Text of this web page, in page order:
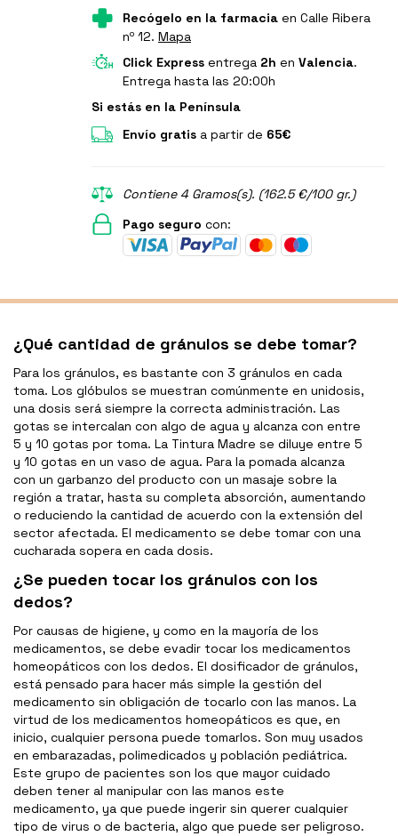
Recógelo en la farmacia en Calle Ribera
nº 12. Mapa
Click Express entrega 2h en Valencia.
Entrega hasta las 20:00h
Si estás en la Península
Envío gratis a partir de 65€
Contiene 4 Gramos(s). (162.5 €/100 gr.)
Pago seguro con:
¿Qué cantidad de gránulos se debe tomar?
Para los gránulos, es bastante con 3 gránulos en cada
toma. Los glóbulos se muestran comúnmente en unidosis,
una dosis será siempre la correcta administración. Las
gotas se intercalan con algo de agua y alcanza con entre
5 y 10 gotas por toma. La Tintura Madre se diluye entre 5
y 10 gotas en un vaso de agua. Para la pomada alcanza
con un garbanzo del producto con un masaje sobre la
región a tratar, hasta su completa absorción, aumentando
o reduciendo la cantidad de acuerdo con la extensión del
sector afectada. El medicamento se debe tomar con una
cucharada sopera en cada dosis.
¿Se pueden tocar los gránulos con los
dedos?
Por causas de higiene, y como en la mayoría de los
medicamentos, se debe evadir tocar los medicamentos
homeopáticos con los dedos. El dosificador de gránulos,
está pensado para hacer más simple la gestión del
medicamento sin obligación de tocarlo con las manos. La
virtud de los medicamentos homeopáticos es que, en
inicio, cualquier persona puede tomarlos. Son muy usados
en embarazadas, polimedicados y población pediátrica.
Este grupo de pacientes son los que mayor cuidado
deben tener al manipular con las manos este
medicamento, ya que puede ingerir sin querer cualquier
tipo de virus o de bacteria, algo que puede ser peligroso.